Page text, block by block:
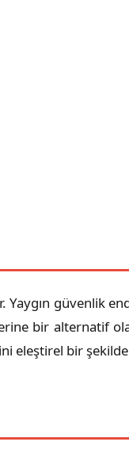
güvenlik
bir alternatif
eleştirel bir